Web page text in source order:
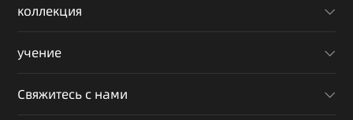
коллекция
учение
Свяжитесь с нами